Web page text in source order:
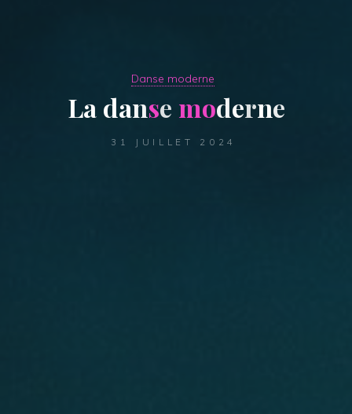
Danse moderne
La danse moderne
31 JUILLET 2024